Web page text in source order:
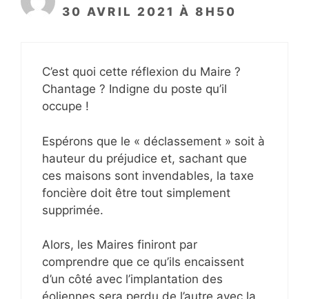
30 AVRIL 2021 À 8H50
C’est quoi cette réflexion du Maire ?
Chantage ? Indigne du poste qu’il
occupe !
Espérons que le « déclassement » soit à
hauteur du préjudice et, sachant que
ces maisons sont invendables, la taxe
foncière doit être tout simplement
supprimée.
Alors, les Maires finiront par
comprendre que ce qu’ils encaissent
d’un côté avec l’implantation des